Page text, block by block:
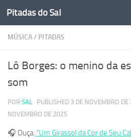
Skip to content
Pitadas do Sal
MÚSICA/ PITADAS
Lô Borges: o menino da
som
POR SAL · PUBLISHED 3 DE NOVEMBRO DE
NOVEMBRO DE 2025
🎧 Ouça: “Um Girassol da Cor de Seu